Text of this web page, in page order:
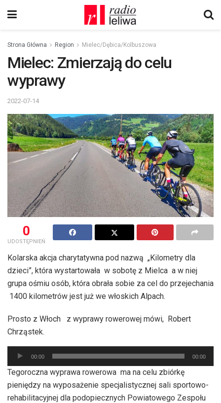
Strona Główna Region Mielec/Dębica/Kolbuszowa
Mielec: Zmierzają do celu
wyprawy
2022-07-14
0
UDOSTĘPNIEŃ
Kolarska akcja charytatywna pod nazwą „Kilometry dla
dzieci”, która wystartowała w sobotę z Mielca a w niej
grupa ośmiu osób, która obrała sobie za cel do przejechania
1400 kilometrów jest już we włoskich Alpach.
Prosto z Włoch z wyprawy rowerowej mówi, Robert
Chrząstek.
Odtwarzacz
plików
dźwiękowych
00:00 00:00
Tegoroczna wyprawa rowerowa ma na celu zbiórkę
pieniędzy na wyposażenie specjalistycznej sali sportowo-
rehabilitacyjnej dla podopiecznych Powiatowego Zespołu